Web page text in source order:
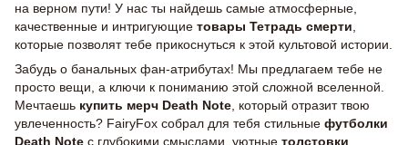
на верном пути! У нас ты найдешь самые атмосферные,
качественные и интригующие товары Тетрадь смерти
которые позволят тебе прикоснуться к этой культовой истории.
Забудь о банальных фан-атрибутах! Мы предлагаем тебе не
просто вещи, а ключи к пониманию этой сложной вселенной.
Мечтаешь купить мерч Death Note , который отразит твою
увлеченность? FairyFox собрал для тебя стильные футболки
Death Note с глубокими смыслами, уютные толстовки